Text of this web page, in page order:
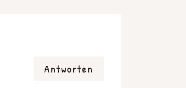
Antworten